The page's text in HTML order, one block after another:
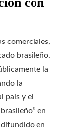
comerciales,
brasileño.
la
la
país y el
en
en